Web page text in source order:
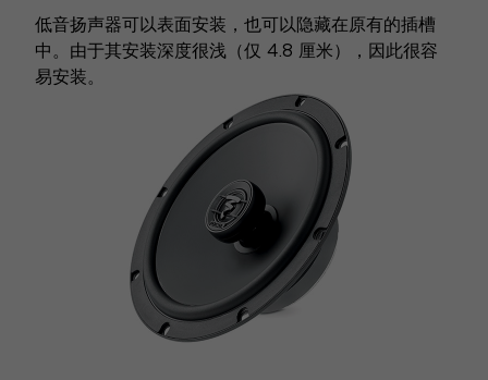
低音扬声器可以表面安装，也可以隐藏在原有的插槽
中。由于其安装深度很浅（仅 4.8 厘米），因此很容
易安装。